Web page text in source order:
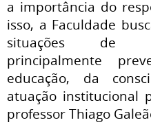
a importância do
isso, a Faculdade
situações de
principalmente
educação, da
atuação institucional
professor Thiago